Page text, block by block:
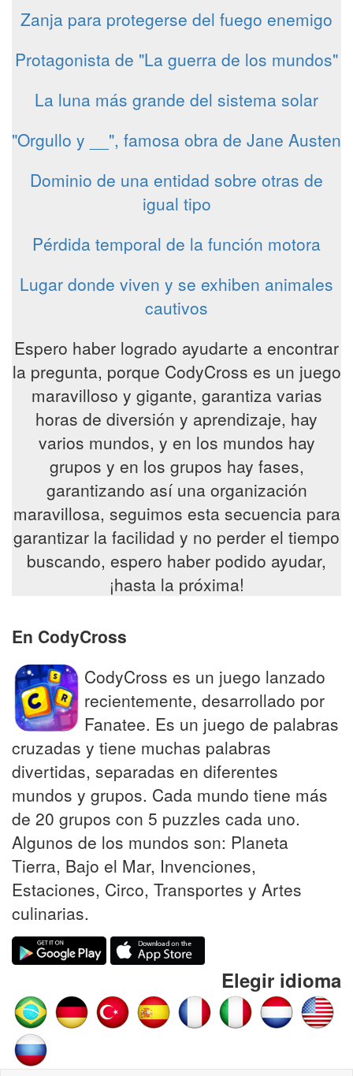
Zanja para protegerse del fuego enemigo
Protagonista de "La guerra de los mundos"
La luna más grande del sistema solar
"Orgullo y __", famosa obra de Jane Austen
Dominio de una entidad sobre otras de
igual tipo
Pérdida temporal de la función motora
Lugar donde viven y se exhiben animales
cautivos
Espero haber logrado ayudarte a encontrar
la pregunta, porque CodyCross es un juego
maravilloso y gigante, garantiza varias
horas de diversión y aprendizaje, hay
varios mundos, y en los mundos hay
grupos y en los grupos hay fases,
garantizando así una organización
maravillosa, seguimos esta secuencia para
garantizar la facilidad y no perder el tiempo
buscando, espero haber podido ayudar,
¡hasta la próxima!
En CodyCross
CodyCross es un juego lanzado
recientemente, desarrollado por
Fanatee. Es un juego de palabras
cruzadas y tiene muchas palabras
divertidas, separadas en diferentes
mundos y grupos. Cada mundo tiene más
de 20 grupos con 5 puzzles cada uno.
Algunos de los mundos son: Planeta
Tierra, Bajo el Mar, Invenciones,
Estaciones, Circo, Transportes y Artes
culinarias.
Elegir idioma